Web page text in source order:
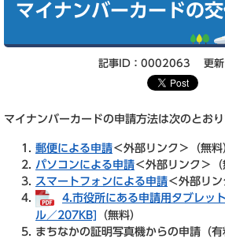
マイナンバーカードの
記事ID：0002063 更
マイナンバーカードの申請方法は次のとおり
郵便による申請＜外部リンク＞
（無料
パソコンによる申請＜外部リンク＞
スマートフォンによる申請＜外部リン
4.市役所にある申請用タブレッ
ル／207KB]
（無料）
まちなかの証明写真機からの申請（有